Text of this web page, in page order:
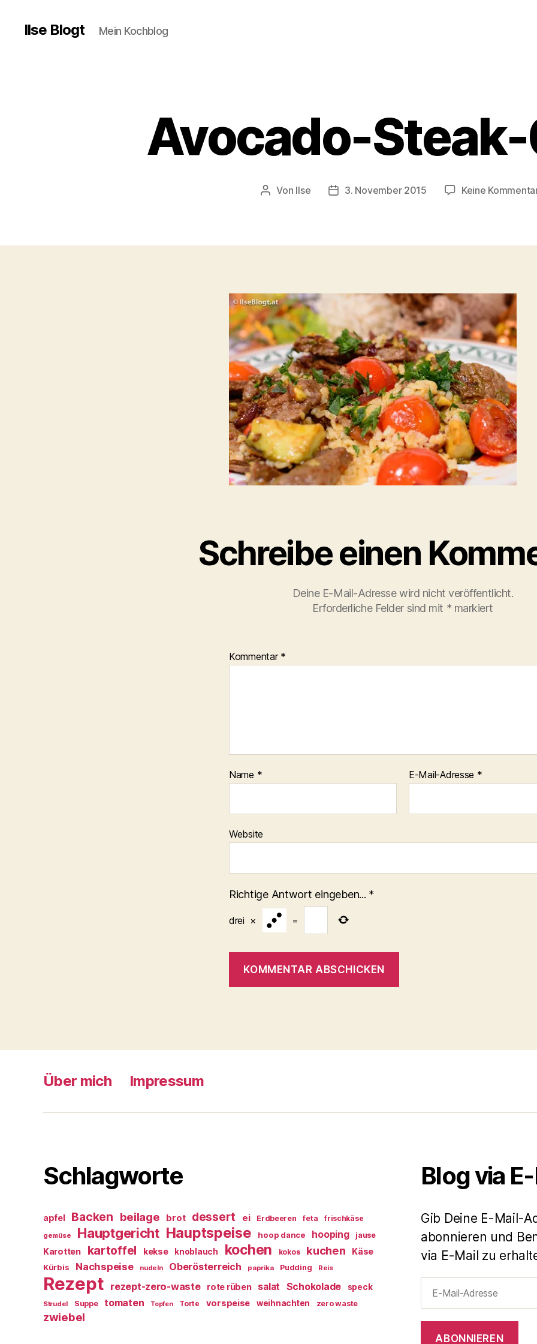
Ilse Blogt Mein Kochblog
Avocado-
Beitragsautor
Von Ilse Beitragsdatum
3. November 2015 Keine
Schreibe einen
Deine E-Mail-Adresse wird nicht veröffentlicht.
Erforderliche Felder sind mit * markiert
Kommentar *
Name * E-Mail-Adresse *
Website
Richtige Antwort eingeben... *
drei × =
Über mich Impressum
Schlagworte
apfel Backen beilage brot dessert ei Erdbeeren feta frischkäse
gemüse Hauptgericht Hauptspeise hoop dance hooping jause
Karotten kartoffel kekse knoblauch kochen kokos kuchen Käse
Kürbis Nachspeise nudeln Oberösterreich paprika Pudding Reis
Rezept rezept-zero-waste rote rüben salat Schokolade speck
Strudel Suppe tomaten Topfen Torte vorspeise weihnachten zero waste
zwiebel
Blog via
Gib Deine E-Mail-
abonnieren und
via E-Mail zu
Mail-
ABONNIEREN